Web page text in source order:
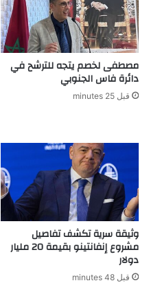
مصطفى لخصم يتجه للترشح في
دائرة فاس الجنوبي
قبل 25 minutes
وثيقة سرية تكشف تفاصيل
مشروع إنفانتينو بقيمة 20 مليار
دولار
قبل 48 minutes